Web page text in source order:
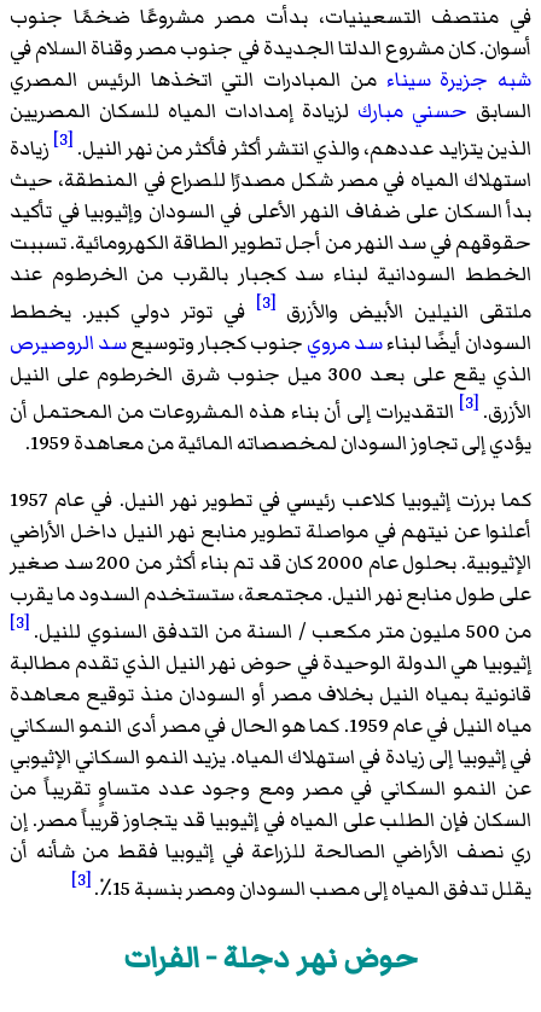
في منتصف التسعينيات، بدأت مصر مشروعًا ضخمًا جنوب
أسوان. كان مشروع الدلتا الجديدة في جنوب مصر وقناة السلام في
شبه جزيرة سيناء من المبادرات التي اتخذها الرئيس المصري
السابق حسني مبارك لزيادة إمدادات المياه للسكان المصريين
الذين يتزايد عددهم، والذي انتشر أكثر فأكثر من نهر النيل. [3]
زيادة
استهلاك المياه في مصر شكل مصدرًا للصراع في المنطقة، حيث
بدأ السكان على ضفاف النهر الأعلى في السودان وإثيوبيا في تأكيد
حقوقهم في سد النهر من أجل تطوير الطاقة الكهرومائية. تسببت
الخطط السودانية لبناء سد كجبار بالقرب من الخرطوم عند
ملتقى النيلين الأبيض والأزرق [3]
في توتر دولي كبير. يخطط
السودان أيضًا لبناءسد مرويجنوب كجبار وتوسيعسد الروصيرص
الذي يقع على بعد 300 ميل جنوب شرق الخرطوم على النيل
الأزرق.[3]
التقديرات إلى أن بناء هذه المشروعات من المحتمل أن
يؤدي إلى تجاوز السودان لمخصصاته المائية من معاهدة 1959.
كما برزت إثيوبيا كلاعب رئيسي في تطوير نهر النيل. في عام 1957
أعلنوا عن نيتهم في مواصلة تطوير منابع نهر النيل داخل الأراضي
الإثيوبية. بحلول عام 2000 كان قد تم بناء أكثر من 200 سد صغير
على طول منابع نهر النيل. مجتمعة، ستستخدم السدود ما يقرب
من 500 مليون متر مكعب / السنة من التدفق السنوي للنيل.
[3]
إثيوبيا هي الدولة الوحيدة في حوض نهر النيل الذي تقدم مطالبة
قانونية بمياه النيل بخلاف مصر أو السودان منذ توقيع معاهدة
مياه النيل في عام 1959. كما هو الحال في مصر أدى النمو السكاني
في إثيوبيا إلى زيادة في استهلاك المياه. يزيد النمو السكاني الإثيوبي
عن النمو السكاني في مصر ومع وجود عدد متساوٍ تقريباً من
السكان فإن الطلب على المياه في إثيوبيا قد يتجاوز قريباً مصر. إن
ري نصف الأراضي الصالحة للزراعة في إثيوبيا فقط من شأنه أن
يقلل تدفق المياه إلى مصب السودان ومصر بنسبة 15٪.
[3]
حوض نهر دجلة - الفرات